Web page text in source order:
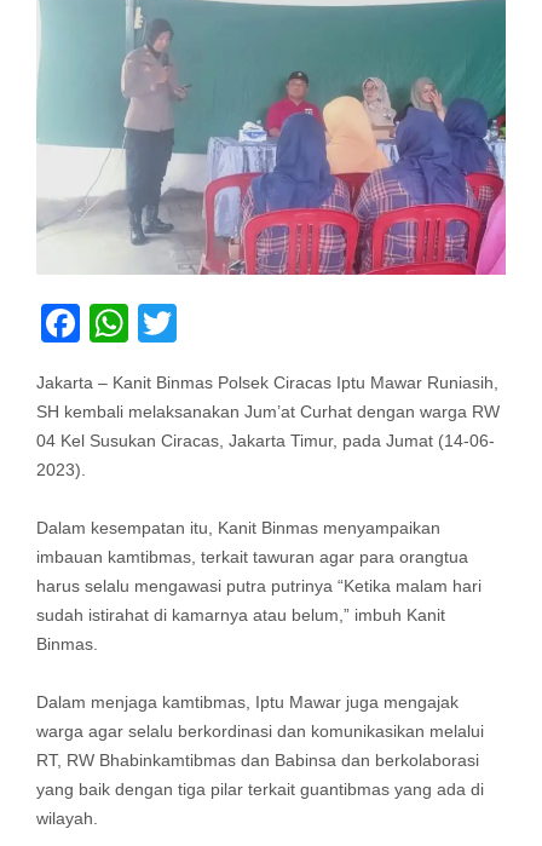
Facebook
WhatsApp
Jakarta – Kanit Binmas Polsek Ciracas Iptu Mawar Runiasih,
SH kembali melaksanakan Jum’at Curhat dengan warga RW
04 Kel Susukan Ciracas, Jakarta Timur, pada Jumat (14-06-
2023).
Dalam kesempatan itu, Kanit Binmas menyampaikan
imbauan kamtibmas, terkait tawuran agar para orangtua
harus selalu mengawasi putra putrinya “Ketika malam hari
sudah istirahat di kamarnya atau belum,” imbuh Kanit
Binmas.
Dalam menjaga kamtibmas, Iptu Mawar juga mengajak
warga agar selalu berkordinasi dan komunikasikan melalui
RT, RW Bhabinkamtibmas dan Babinsa dan berkolaborasi
yang baik dengan tiga pilar terkait guantibmas yang ada di
wilayah.